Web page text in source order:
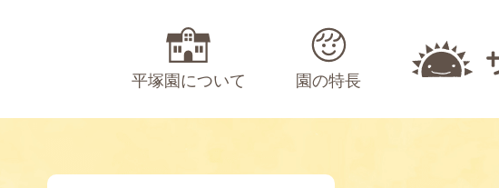
平塚園について 園の特長